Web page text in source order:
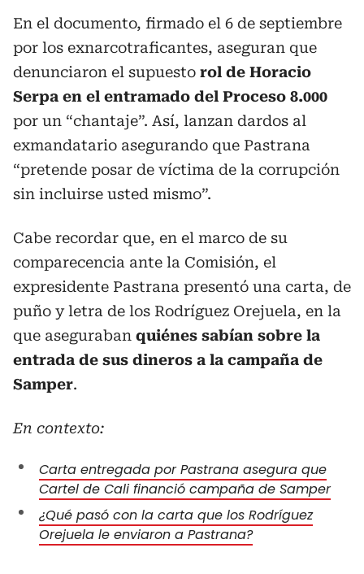
En el documento, firmado el 6 de septiembre
por los exnarcotraficantes, aseguran que
denunciaron el supuesto rol de Horacio
Serpa en el entramado del Proceso 8.000
por un “chantaje”. Así, lanzan dardos al
exmandatario asegurando que Pastrana
“pretende posar de víctima de la corrupción
sin incluirse usted mismo”.
Cabe recordar que, en el marco de su
comparecencia ante la Comisión, el
expresidente Pastrana presentó una carta, de
puño y letra de los Rodríguez Orejuela, en la
que aseguraban quiénes sabían sobre la
entrada de sus dineros a la campaña de
Samper.
En contexto:
Carta entregada por Pastrana asegura que
Cartel de Cali financió campaña de Samper
¿Qué pasó con la carta que los Rodríguez
Orejuela le enviaron a Pastrana?